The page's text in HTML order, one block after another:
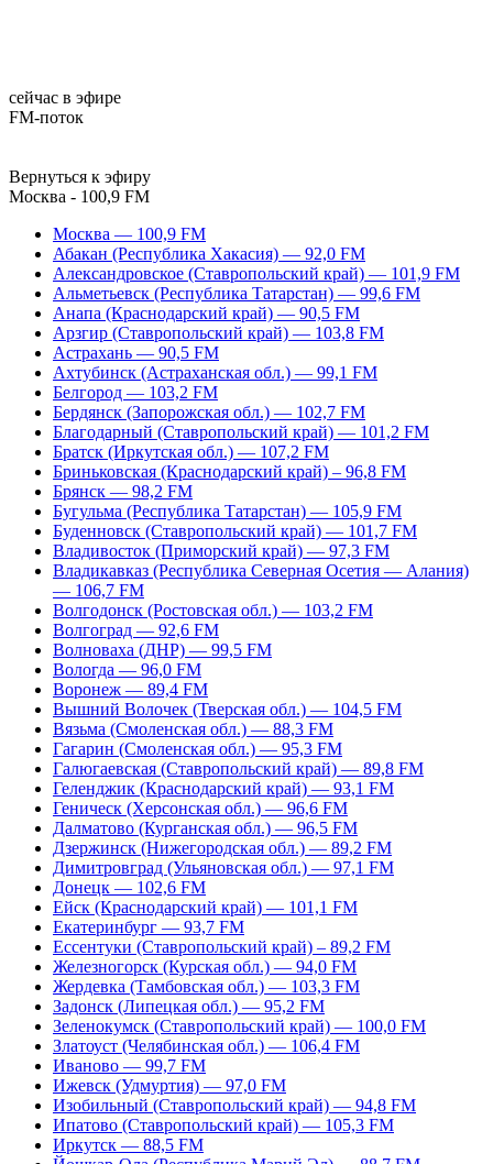
сейчас в эфире
FM-поток
Вернуться к эфиру
Москва - 100,9 FM
Москва — 100,9 FM
Абакан (Республика Хакасия) — 92,0 FM
Александровское (Ставропольский край) — 101,9 FM
Альметьевск (Республика Татарстан) — 99,6 FM
Анапа (Краснодарский край) — 90,5 FM
Арзгир (Ставропольский край) — 103,8 FM
Астрахань — 90,5 FM
Ахтубинск (Астраханская обл.) — 99,1 FM
Белгород — 103,2 FM
Бердянск (Запорожская обл.) — 102,7 FM
Благодарный (Ставропольский край) — 101,2 FM
Братск (Иркутская обл.) — 107,2 FM
Бриньковская (Краснодарский край) – 96,8 FM
Брянск — 98,2 FM
Бугульма (Республика Татарстан) — 105,9 FM
Буденновск (Ставропольский край) — 101,7 FM
Владивосток (Приморский край) — 97,3 FM
Владикавказ (Республика Северная Осетия — Алания)
— 106,7 FM
Волгодонск (Ростовская обл.) — 103,2 FM
Волгоград — 92,6 FM
Волноваха (ДНР) — 99,5 FM
Вологда — 96,0 FM
Воронеж — 89,4 FM
Вышний Волочек (Тверская обл.) — 104,5 FM
Вязьма (Смоленская обл.) — 88,3 FM
Гагарин (Смоленская обл.) — 95,3 FM
Галюгаевская (Ставропольский край) — 89,8 FM
Геленджик (Краснодарский край) — 93,1 FM
Геническ (Херсонская обл.) — 96,6 FM
Далматово (Курганская обл.) — 96,5 FM
Дзержинск (Нижегородская обл.) — 89,2 FM
Димитровград (Ульяновская обл.) — 97,1 FM
Донецк — 102,6 FM
Ейск (Краснодарский край) — 101,1 FM
Екатеринбург — 93,7 FM
Ессентуки (Ставропольский край) – 89,2 FM
Железногорск (Курская обл.) — 94,0 FM
Жердевка (Тамбовская обл.) — 103,3 FM
Задонск (Липецкая обл.) — 95,2 FM
Зеленокумск (Ставропольский край) — 100,0 FM
Златоуст (Челябинская обл.) — 106,4 FM
Иваново — 99,7 FM
Ижевск (Удмуртия) — 97,0 FM
Изобильный (Ставропольский край) — 94,8 FM
Ипатово (Ставропольский край) — 105,3 FM
Иркутск — 88,5 FM